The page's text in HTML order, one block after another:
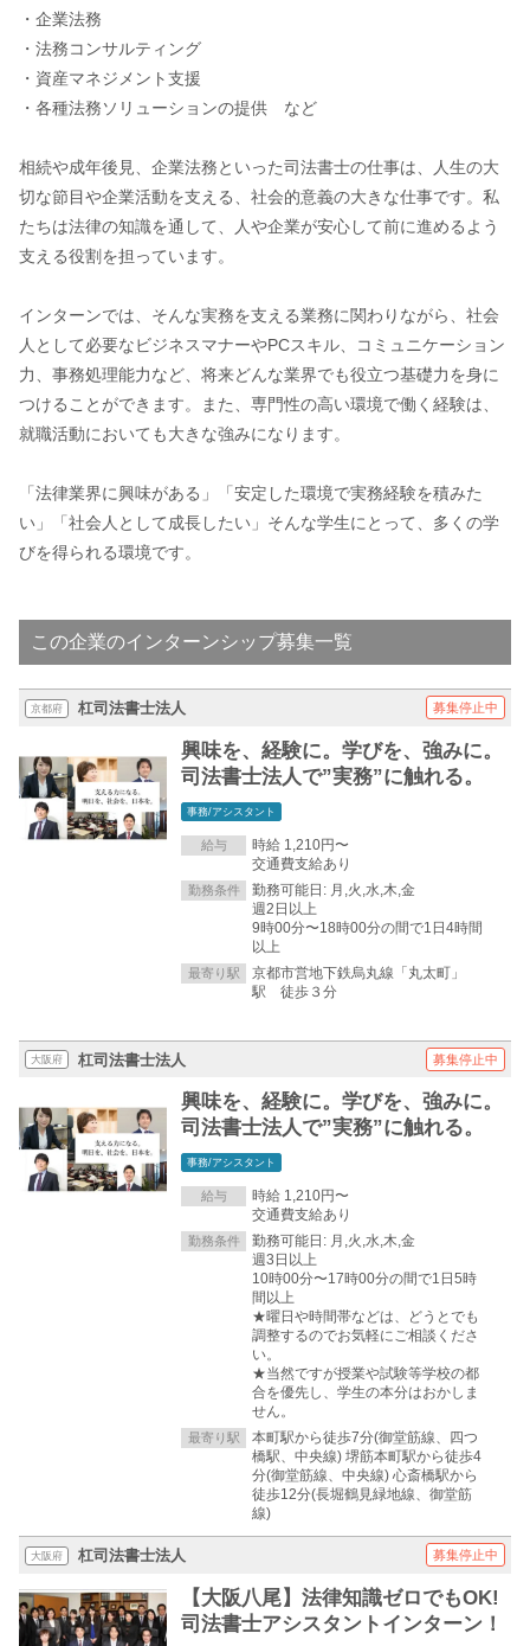
・企業法務
・法務コンサルティング
・資産マネジメント支援
・各種法務ソリューションの提供 など
相続や成年後見、企業法務といった司法書士の仕事は、人生の大
切な節目や企業活動を支える、社会的意義の大きな仕事です。私
たちは法律の知識を通して、人や企業が安心して前に進めるよう
支える役割を担っています。
インターンでは、そんな実務を支える業務に関わりながら、社会
人として必要なビジネスマナーやPCスキル、コミュニケーション
力、事務処理能力など、将来どんな業界でも役立つ基礎力を身に
つけることができます。また、専門性の高い環境で働く経験は、
就職活動においても大きな強みになります。
「法律業界に興味がある」「安定した環境で実務経験を積みた
い」「社会人として成長したい」そんな学生にとって、多くの学
びを得られる環境です。
この企業のインターンシップ募集一覧
京都府 杠司法書士法人 募集停止中
興味を、経験に。学びを、強みに。
司法書士法人で”実務”に触れる。
事務/アシスタント
給与
時給 1,210円〜
交通費支給あり
勤務条件
勤務可能日: 月,火,水,木,金
週2日以上
9時00分〜18時00分の間で1日4時間
以上
最寄り駅
京都市営地下鉄烏丸線「丸太町」
駅 徒歩３分
大阪府 杠司法書士法人 募集停止中
興味を、経験に。学びを、強みに。
司法書士法人で”実務”に触れる。
事務/アシスタント
給与
時給 1,210円〜
交通費支給あり
勤務条件
勤務可能日: 月,火,水,木,金
週3日以上
10時00分〜17時00分の間で1日5時
間以上
★曜日や時間帯などは、どうとでも
調整するのでお気軽にご相談くださ
い。
★当然ですが授業や試験等学校の都
合を優先し、学生の本分はおかしま
せん。
最寄り駅
本町駅から徒歩7分(御堂筋線、四つ
橋駅、中央線) 堺筋本町駅から徒歩4
分(御堂筋線、中央線) 心斎橋駅から
徒歩12分(長堀鶴見緑地線、御堂筋
線)
大阪府 杠司法書士法人 募集停止中
【大阪八尾】法律知識ゼロでもOK!
司法書士アシスタントインターン！